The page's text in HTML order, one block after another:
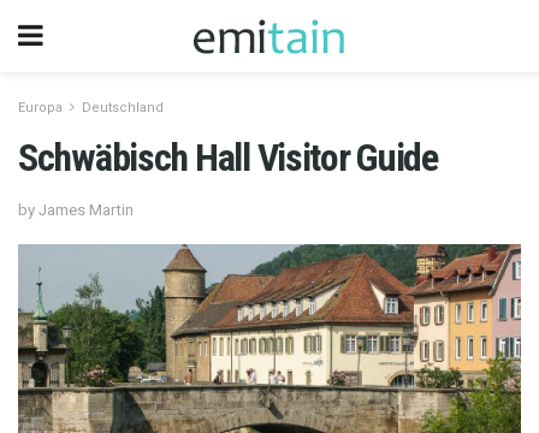
Europa Deutschland
Schwäbisch Hall Visitor Guide
by James Martin